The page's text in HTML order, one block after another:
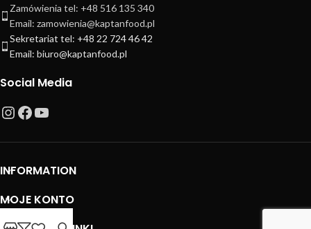
Zamówienia tel: +48 516 135 340
Email: zamowienia@kaptanfood.pl
Sekretariat tel: +48 22 724 46 42
Email: biuro@kaptanfood.pl
Social Media
INFORMATION
MOJE KONTO